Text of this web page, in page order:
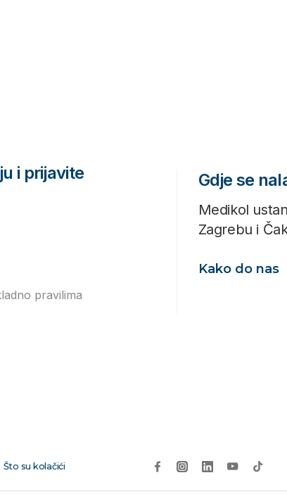
i prijavite
pravilima
Gdje se
Medikol
Zagrebu i
Kako do nas
Što su kolačići